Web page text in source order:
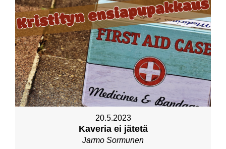
20.5.2023
Kaveria ei jätetä
Jarmo Sormunen